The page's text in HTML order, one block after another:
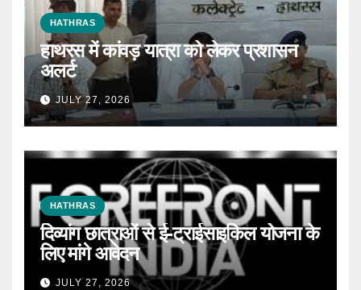
HATHRAS
हाथरस में कांवड़ यात्रा को लेकर प्रशासन
अलर्ट
JULY 27, 2026
HATHRAS
दिव्यांग छात्राओं से ई-ट्राईसाइकिल योजना के
लिए मांगे आवेदन
JULY 27, 2026